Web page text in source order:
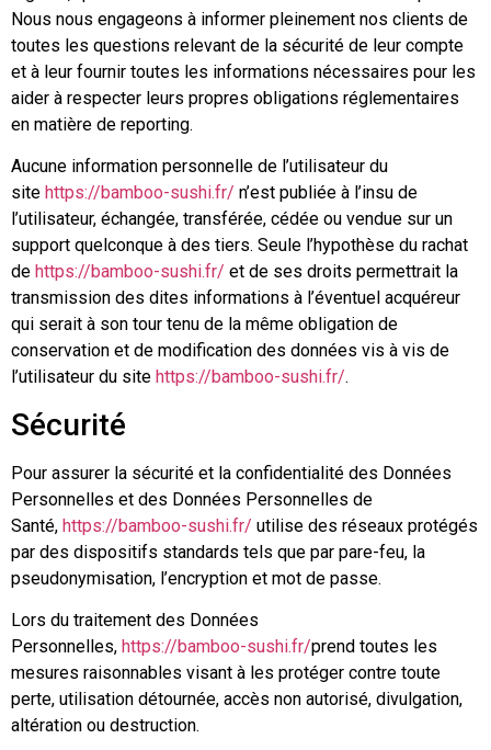
Nous nous engageons à informer pleinement nos clients de
toutes les questions relevant de la sécurité de leur compte
et à leur fournir toutes les informations nécessaires pour les
aider à respecter leurs propres obligations réglementaires
en matière de reporting.
Aucune information personnelle de l’utilisateur du
site https://bamboo-sushi.fr/ n’est publiée à l’insu de
l’utilisateur, échangée, transférée, cédée ou vendue sur un
support quelconque à des tiers. Seule l’hypothèse du rachat
de https://bamboo-sushi.fr/ et de ses droits permettrait la
transmission des dites informations à l’éventuel acquéreur
qui serait à son tour tenu de la même obligation de
conservation et de modification des données vis à vis de
l’utilisateur du site https://bamboo-sushi.fr/.
Sécurité
Pour assurer la sécurité et la confidentialité des Données
Personnelles et des Données Personnelles de
Santé, https://bamboo-sushi.fr/ utilise des réseaux protégés
par des dispositifs standards tels que par pare-feu, la
pseudonymisation, l’encryption et mot de passe.
Lors du traitement des Données
Personnelles, https://bamboo-sushi.fr/prend toutes les
mesures raisonnables visant à les protéger contre toute
perte, utilisation détournée, accès non autorisé, divulgation,
altération ou destruction.